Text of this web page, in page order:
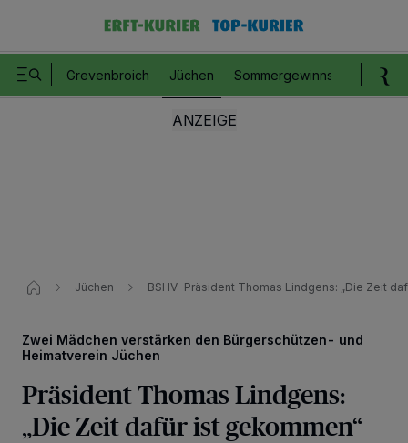
Grevenbroich Jüchen Sommergewinnspiel
Jüchen BSHV-Präsident Thomas Lindgens: „Die Zeit
Zwei Mädchen verstärken den Bürgerschützen- und
Heimatverein Jüchen
Präsident Thomas Lindgens:
„Die Zeit dafür ist gekommen“